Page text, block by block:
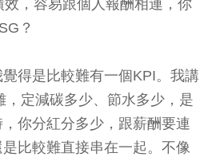
效，容易跟個人報酬相連，你
？
得是比較難有一個KPI。我講
，定減碳多少、節水多少，是
你分紅分多少，跟薪酬要連
比較難直接串在一起。不像